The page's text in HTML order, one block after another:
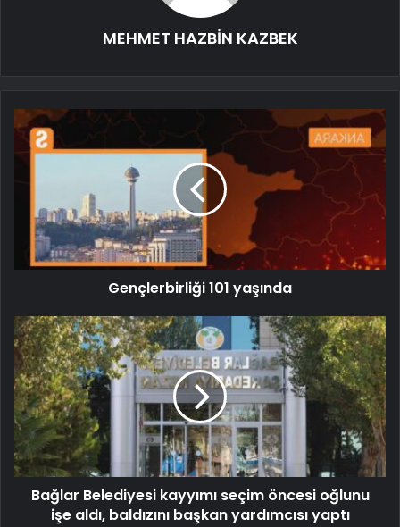
MEHMET HAZBİN KAZBEK
Gençlerbirliği 101 yaşında
Bağlar Belediyesi kayyımı seçim öncesi oğlunu
işe aldı, baldızını başkan yardımcısı yaptı